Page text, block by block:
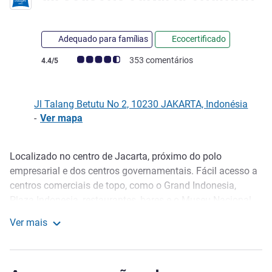
Adequado para famílias Ecocertificado
Nota clientes Avis (Classificação ALL)
4.4/5 353 comentários
Jl Talang Betutu No 2, 10230 JAKARTA, Indonésia
- Ver mapa
Descrição
Localizado no centro de Jacarta, próximo do polo
empresarial e dos centros governamentais. Fácil acesso a
centros comerciais de topo, como o Grand Indonesia,
poucos min. a pé do TransJakarta Bus, da estação
Ver mais